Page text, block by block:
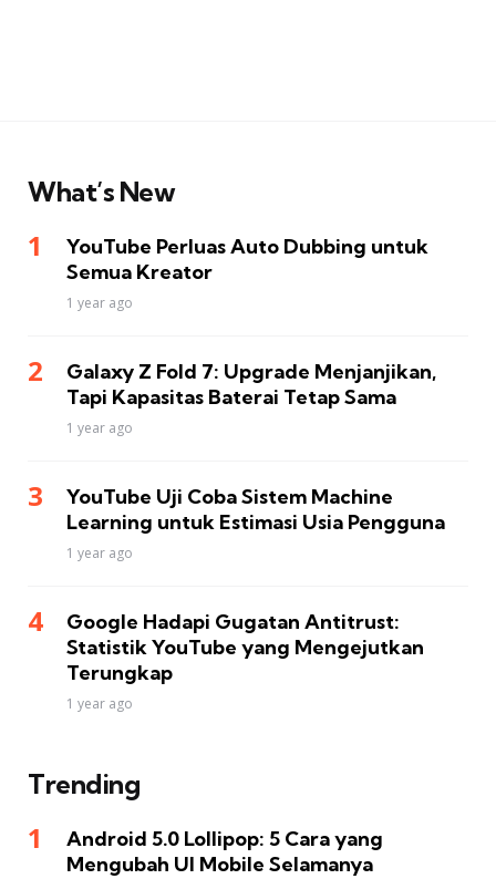
What’s New
YouTube Perluas Auto Dubbing untuk
Semua Kreator
1 year ago
Galaxy Z Fold 7: Upgrade Menjanjikan,
Tapi Kapasitas Baterai Tetap Sama
1 year ago
YouTube Uji Coba Sistem Machine
Learning untuk Estimasi Usia Pengguna
1 year ago
Google Hadapi Gugatan Antitrust:
Statistik YouTube yang Mengejutkan
Terungkap
1 year ago
Trending
Android 5.0 Lollipop: 5 Cara yang
Mengubah UI Mobile Selamanya